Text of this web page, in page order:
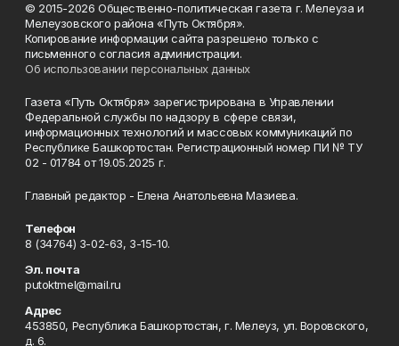
© 2015-2026 Общественно-политическая газета г. Мелеуза и
Мелеузовского района «Путь Октября».
Копирование информации сайта разрешено только с
письменного согласия администрации.
Об использовании персональных данных
Газета «Путь Октября» зарегистрирована в Управлении
Федеральной службы по надзору в сфере связи,
информационных технологий и массовых коммуникаций по
Республике Башкортостан. Регистрационный номер ПИ № ТУ
02 - 01784 от 19.05.2025 г.
Главный редактор - Елена Анатольевна Мазиева.
Телефон
8 (34764) 3-02-63, 3-15-10.
Эл. почта
putoktmel@mail.ru
Адрес
453850, Республика Башкортостан, г. Мелеуз, ул. Воровского,
д. 6.